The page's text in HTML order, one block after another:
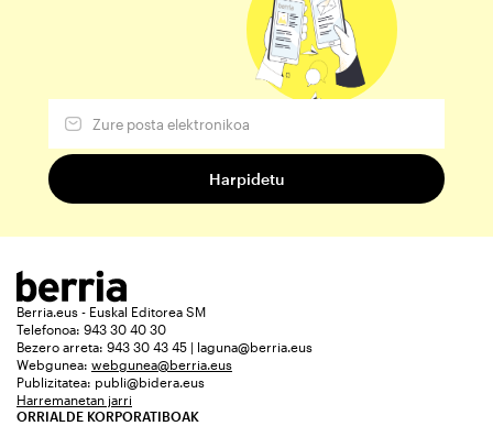
Berria.eus - Euskal Editorea SM
Telefonoa: 943 30 40 30
Bezero arreta: 943 30 43 45 | laguna@berria.eus
Webgunea: webgunea@berria.eus
Publizitatea: publi@bidera.eus
Harremanetan jarri
ORRIALDE KORPORATIBOAK